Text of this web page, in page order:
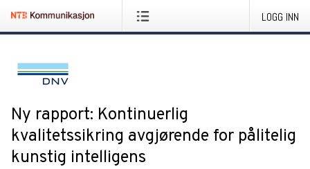
LOGG INN
Ny rapport: Kontinuerlig
kvalitetssikring avgjørende for pålitelig
kunstig intelligens